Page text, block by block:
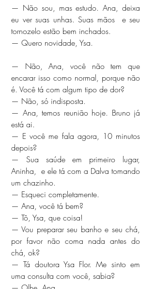
— Não sou, mas estudo. Ana, deixa
eu ver suas unhas. Suas mãos  e seu
tornozelo estão bem inchados.
— Quero novidade, Ysa.
— Não, Ana, você não tem que
encarar isso como normal, porque não
é. Você tá com algum tipo de dor?
— Não, só indisposta.
— Ana, temos reunião hoje. Bruno já
está ai.
— E você me fala agora, 10 minutos
depois?
— Sua saúde em primeiro lugar,
Aninha,  e ele tá com a Dalva tomando
um chazinho.
— Esqueci completamente.
— Ana, você tá bem?
— Tô, Ysa, que coisa!
— Vou preparar seu banho e seu chá,
por favor não coma nada antes do
chá, ok?
— Tá doutora Ysa Flor. Me sinto em
uma consulta com você, sabia?